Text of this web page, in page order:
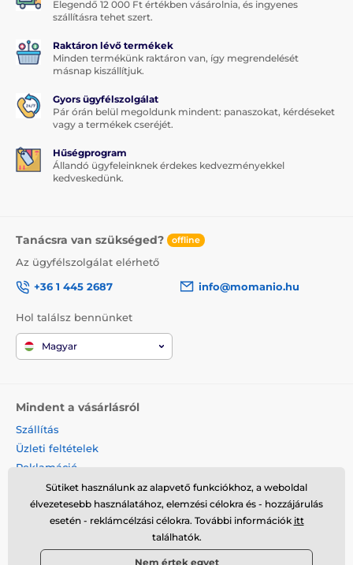
Elegendő 12 000 Ft értékben vásárolnia, és ingyenes
szállításra tehet szert.
Raktáron lévő termékek
Minden termékünk raktáron van, így megrendelését
másnap kiszállítjuk.
Gyors ügyfélszolgálat
Pár órán belül megoldunk mindent: panaszokat, kérdéseket
vagy a termékek cseréjét.
Hűségprogram
Állandó ügyfeleinknek érdekes kedvezményekkel
kedveskedünk.
Tanácsra van szükséged? offline
Az ügyfélszolgálat elérhető
+36 1 445 2687
info@momanio.hu
Hol találsz bennünket
Magyar
Mindent a vásárlásról
Szállítás
Üzleti feltételek
Reklamáció
Termék visszaküldése
Termék cseréje
Cookies
Sütiket használunk az alapvető funkciókhoz, a weboldal
élvezetesebb használatához, elemzési célokra és - hozzájárulás
esetén - reklámcélzási célokra. További információk itt
találhatók.
Nem értek egyet